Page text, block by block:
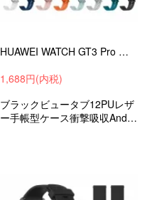
HUAWEI WATCH GT3 Pro バンド 43mm/46mm ベルト シリコン バンド幅20mm/22mm 交換リストバンド/交換バンド/交換ベルトファーウェイウォッチ GT3 プロ
1,688円(内税)
ブラックビュータブ12PUレザ
ー手帳型ケース衝撃吸収Andro